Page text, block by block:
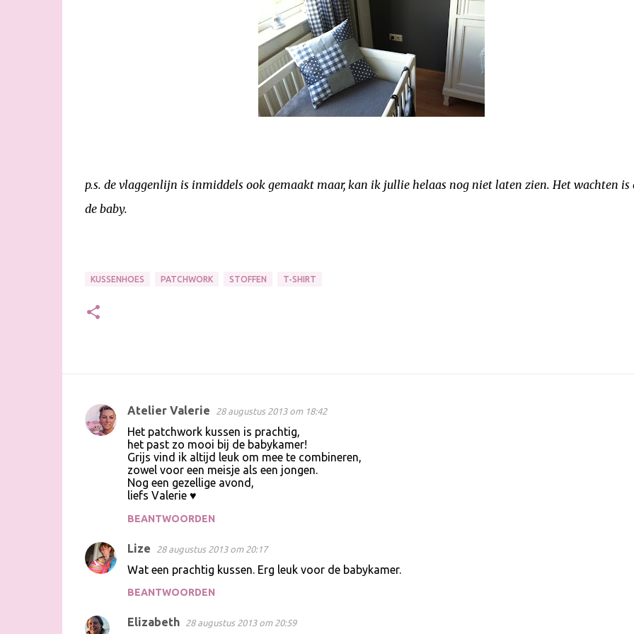
p.s. de vlaggenlijn is inmiddels ook gemaakt maar, kan ik jullie helaas nog niet laten zien. Het wachten is
de baby.
KUSSENHOES PATCHWORK STOFFEN T-SHIRT
R
s
Atelier Valerie 28 augustus 2013 om 18:42
Het patchwork kussen is prachtig,
het past zo mooi bij de babykamer!
Grijs vind ik altijd leuk om mee te combineren,
zowel voor een meisje als een jongen.
Nog een gezellige avond,
liefs Valerie ♥
BEANTWOORDEN
Lize 28 augustus 2013 om 20:17
Wat een prachtig kussen. Erg leuk voor de babykamer.
BEANTWOORDEN
Elizabeth 28 augustus 2013 om 20:59